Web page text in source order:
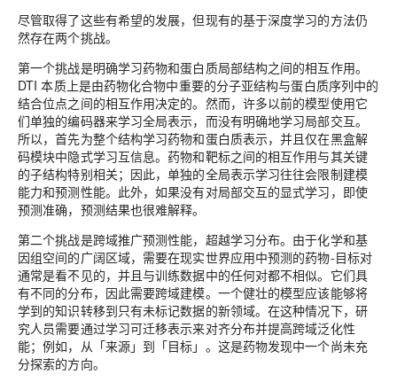
尽管取得了这些有希望的发展，但现有的基于深度学习的方法仍
然存在两个挑战。
第一个挑战是明确学习药物和蛋白质局部结构之间的相互作用。
DTI 本质上是由药物化合物中重要的分子亚结构与蛋白质序列中的
结合位点之间的相互作用决定的。然而，许多以前的模型使用它
们单独的编码器来学习全局表示，而没有明确地学习局部交互。
所以，首先为整个结构学习药物和蛋白质表示，并且仅在黑盒解
码模块中隐式学习互信息。药物和靶标之间的相互作用与其关键
的子结构特别相关；因此，单独的全局表示学习往往会限制建模
能力和预测性能。此外，如果没有对局部交互的显式学习，即使
预测准确，预测结果也很难解释。
第二个挑战是跨域推广预测性能，超越学习分布。由于化学和基
因组空间的广阔区域，需要在现实世界应用中预测的药物-目标对
通常是看不见的，并且与训练数据中的任何对都不相似。它们具
有不同的分布，因此需要跨域建模。一个健壮的模型应该能够将
学到的知识转移到只有未标记数据的新领域。在这种情况下，研
究人员需要通过学习可迁移表示来对齐分布并提高跨域泛化性
能；例如，从「来源」到「目标」。这是药物发现中一个尚未充
分探索的方向。